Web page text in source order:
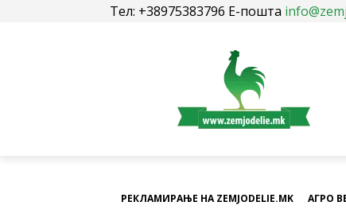
Тел: +38975383796 Е-пошта
РЕКЛАМИРАЊЕ НА ZEMJODELIE.MK АГРО